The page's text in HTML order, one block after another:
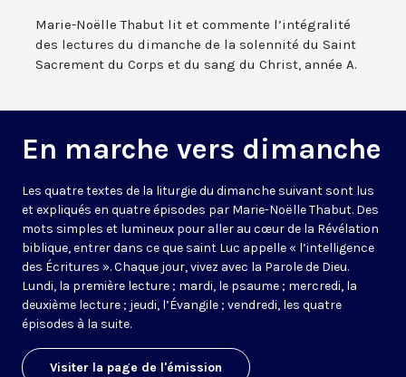
Marie-Noëlle Thabut lit et commente l’intégralité
des lectures du dimanche de la solennité du Saint
Sacrement du Corps et du sang du Christ, année A.
En marche vers dimanche
Les quatre textes de la liturgie du dimanche suivant sont lus
et expliqués en quatre épisodes par Marie-Noëlle Thabut. Des
mots simples et lumineux pour aller au cœur de la Révélation
biblique, entrer dans ce que saint Luc appelle « l’intelligence
des Écritures ». Chaque jour, vivez avec la Parole de Dieu.
Lundi, la première lecture ; mardi, le psaume ; mercredi, la
deuxième lecture ; jeudi, l’Évangile ; vendredi, les quatre
épisodes à la suite.
Visiter la page de l'émission